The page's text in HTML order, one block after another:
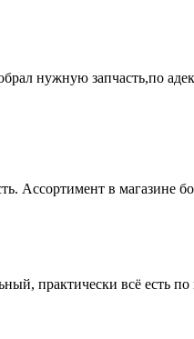
нужную запчасть,по
Ассортимент в магазине
практически всё есть